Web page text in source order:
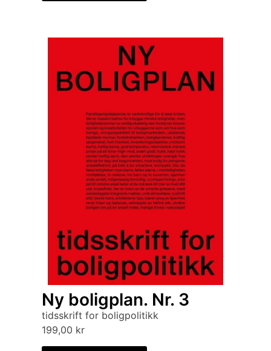
Ny boligplan. Nr. 3
tidsskrift for boligpolitikk
199,00 kr